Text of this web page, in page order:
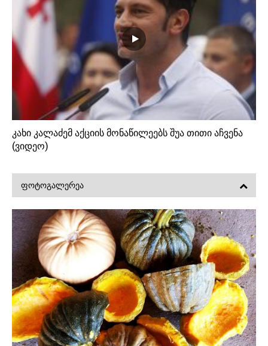
კახი კალაძემ აქციის მონაწილეებს შუა თითი აჩვენა
(ვიდეო)
ᲤᲝᲢᲝᲒᲐᲚᲔᲠᲔᲐ